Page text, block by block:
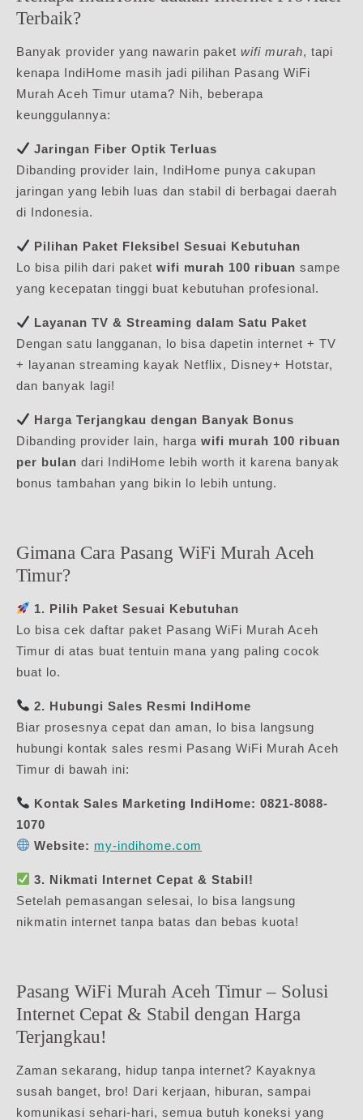
Terbaik?
Banyak provider yang nawarin paket wifi murah, tapi
kenapa IndiHome masih jadi pilihan Pasang WiFi
Murah Aceh Timur utama? Nih, beberapa
keunggulannya:
Jaringan Fiber Optik Terluas
Dibanding provider lain, IndiHome punya cakupan
jaringan yang lebih luas dan stabil di berbagai daerah
di Indonesia.
Pilihan Paket Fleksibel Sesuai Kebutuhan
Lo bisa pilih dari paket wifi murah 100 ribuan sampe
yang kecepatan tinggi buat kebutuhan profesional.
Layanan TV & Streaming dalam Satu Paket
Dengan satu langganan, lo bisa dapetin internet + TV
+ layanan streaming kayak Netflix, Disney+ Hotstar,
dan banyak lagi!
Harga Terjangkau dengan Banyak Bonus
Dibanding provider lain, harga wifi murah 100 ribuan
per bulan dari IndiHome lebih worth it karena banyak
bonus tambahan yang bikin lo lebih untung.
Gimana Cara Pasang WiFi Murah Aceh
Timur?
1. Pilih Paket Sesuai Kebutuhan
Lo bisa cek daftar paket Pasang WiFi Murah Aceh
Timur di atas buat tentuin mana yang paling cocok
buat lo.
2. Hubungi Sales Resmi IndiHome
Biar prosesnya cepat dan aman, lo bisa langsung
hubungi kontak sales resmi Pasang WiFi Murah Aceh
Timur di bawah ini:
Kontak Sales Marketing IndiHome: 0821-8088-
1070
Website: my-indihome.com
3. Nikmati Internet Cepat & Stabil!
Setelah pemasangan selesai, lo bisa langsung
nikmatin internet tanpa batas dan bebas kuota!
Pasang WiFi Murah Aceh Timur – Solusi
Internet Cepat & Stabil dengan Harga
Terjangkau!
Zaman sekarang, hidup tanpa internet? Kayaknya
susah banget, bro! Dari kerjaan, hiburan, sampai
komunikasi sehari-hari, semua butuh koneksi yang